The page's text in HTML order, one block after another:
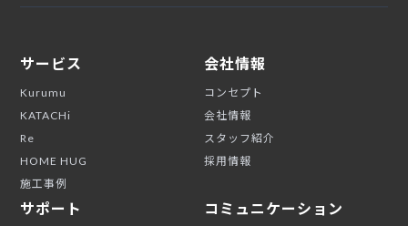
サービス
Kurumu
KATACHi
Re
HOME HUG
施工事例
会社情報
コンセプト
会社情報
スタッフ紹介
採用情報
サポート コミュニケーション